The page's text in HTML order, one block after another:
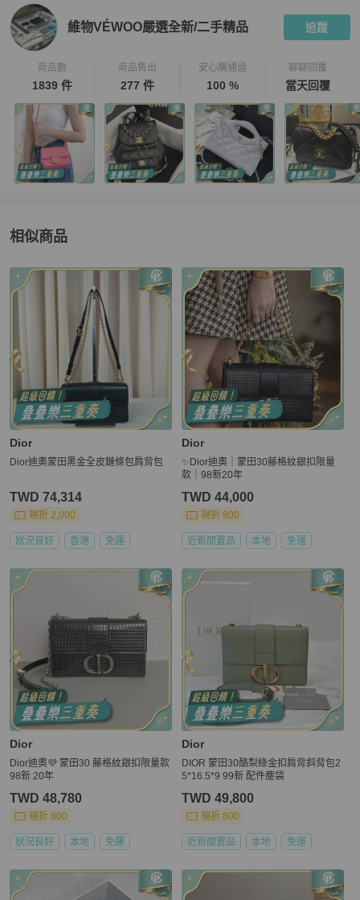
維物VÉWOO嚴選全新/二手精品 追蹤
商品數
1839 件
商品售出
277 件
安心購通過
100 %
聊聊回覆
當天回覆
相似商品
更多相似Dior女包推薦精品
Dior
Dior迪奧蒙田黑金全皮鏈條包肩背包
TWD 74,314
現折 2,000
狀況良好 香港 免運
Dior
✨Dior迪奧｜蒙田30藤格紋銀扣限量
款｜98新20年
TWD 44,000
現折 800
近新閒置品 本地 免運
Dior
Dior迪奧💜 蒙田30 藤格紋銀扣限量款
98新 20年
TWD 48,780
現折 800
狀況良好 本地 免運
Dior
DIOR 蒙田30酪梨綠金扣肩背斜背包2
5*16.5*9 99新 配件塵袋
TWD 49,800
現折 800
近新閒置品 本地 免運